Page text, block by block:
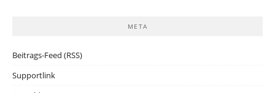
META
Beitrags-Feed (RSS)
Supportlink